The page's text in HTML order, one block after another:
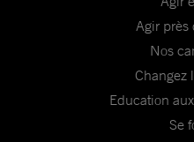
Agir près
Nos
Changez
Education
Se